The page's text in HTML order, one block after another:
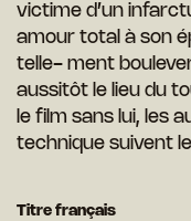
victime d’un
amour total à son
telle- ment
aussitôt le lieu du
le film sans lui, les
technique suivent
Titre français